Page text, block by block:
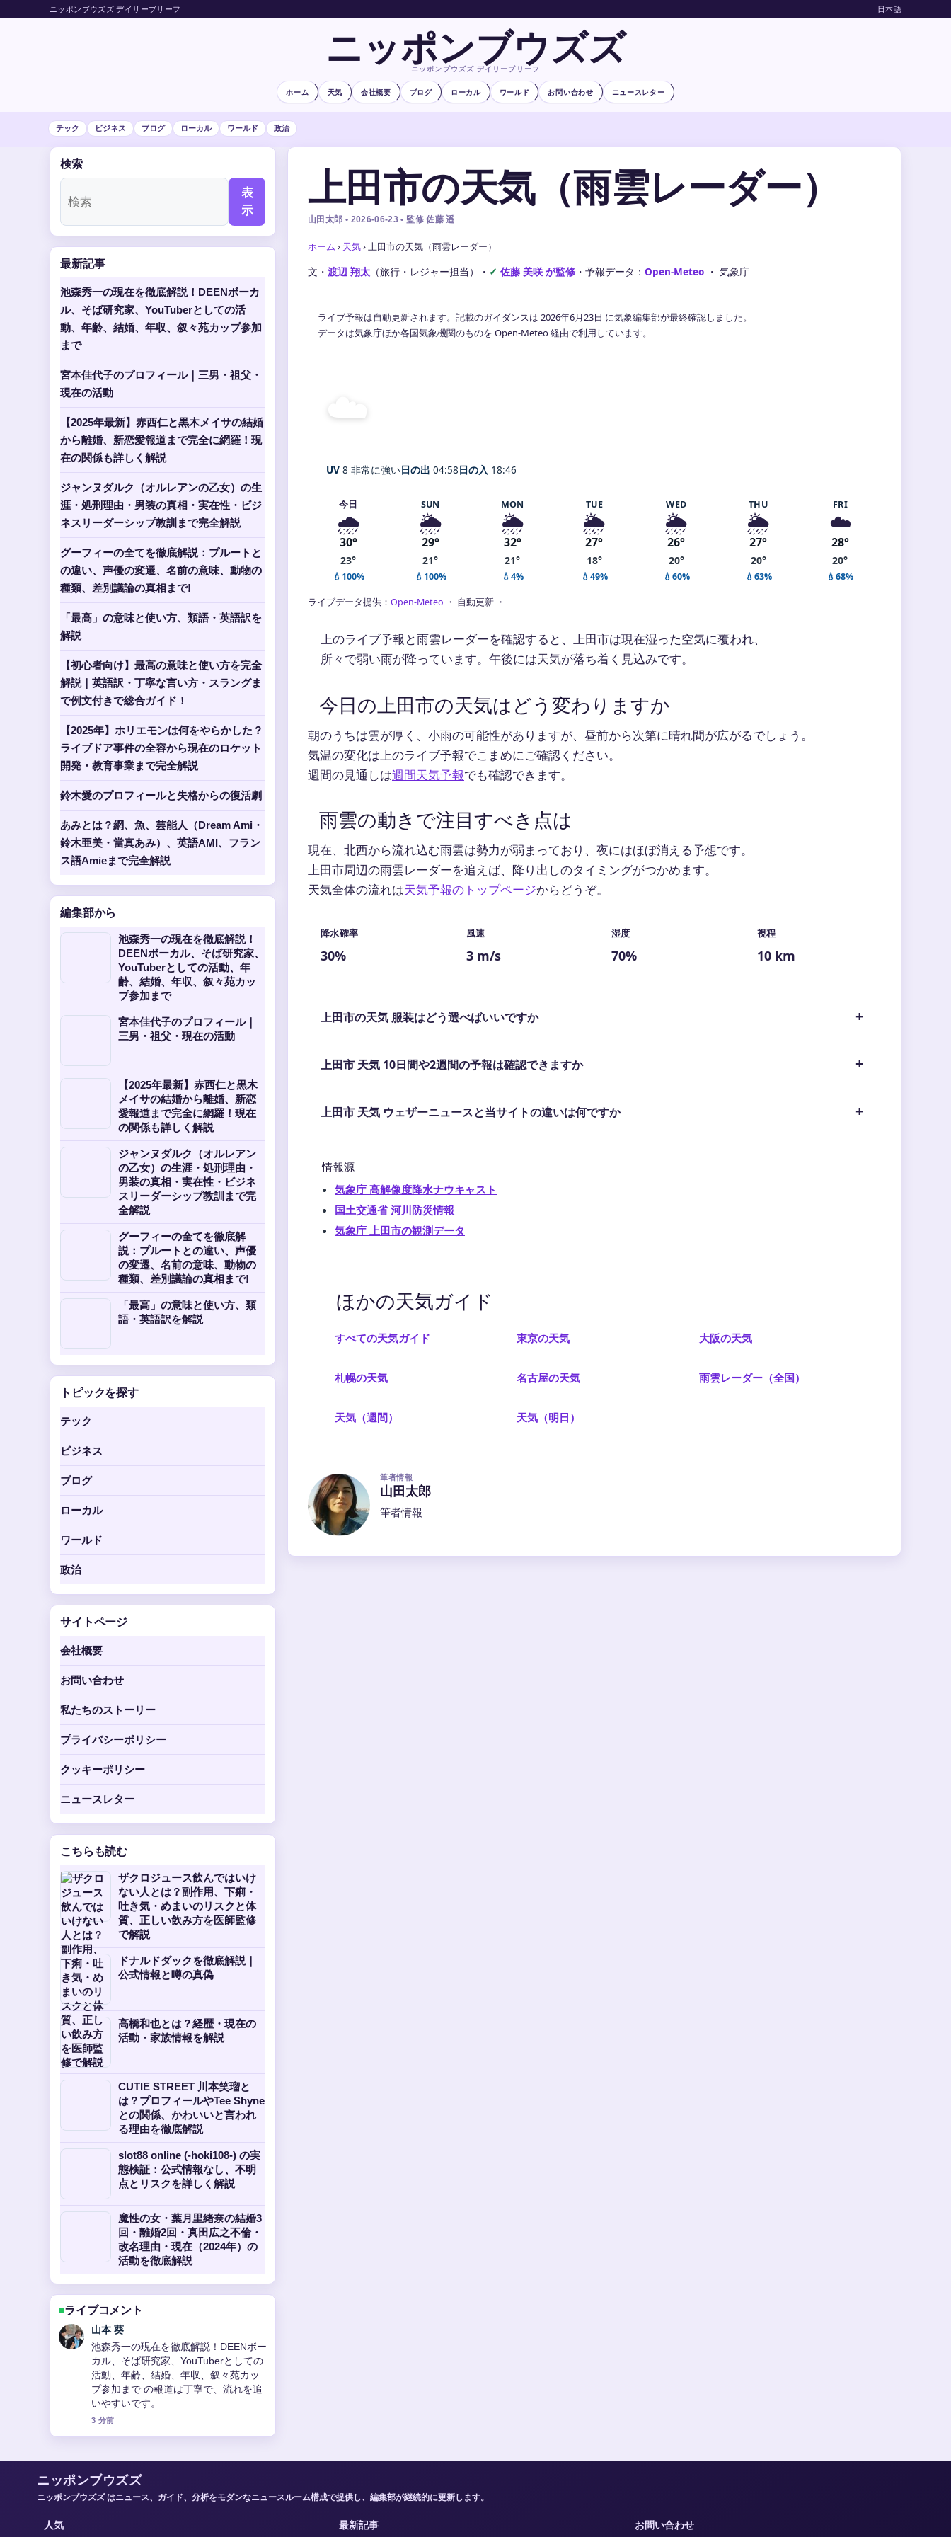
ニッポンブウズズ デイリーブリーフ 日本語
ニッポンブウズズ
ニッポンブウズズ デイリーブリーフ
ホーム 天気 会社概要 ブログ ローカル ワールド お問い合わせ ニュースレター
テック ビジネス ブログ ローカル ワールド 政治
上田市の天気（雨雲レーダー）
山田太郎 • 2026-06-23 • 監修 佐藤 遥
ホーム › 天気›上田市の天気（雨雲レーダー）
文・ 渡辺 翔太 （旅行・レジャー担当） ・ 佐藤 美咲 が監修 ・ 予報データ： Open-Meteo ・ 気象庁
ライブ予報は自動更新されます。記載のガイダンスは 2026年6月23日 に気象編集部が最終確認しました。
データは気象庁ほか各国気象機関のものを Open-Meteo 経由で利用しています。
☁️
UV 8 非常に強い日の出 04:58日の入 18:46
今日
🌧️
30°
23°
💧100%
SUN
🌦️
29°
21°
💧100%
MON
🌦️
32°
21°
💧4%
TUE
🌦️
27°
18°
💧49%
WED
🌦️
26°
20°
💧60%
THU
🌦️
27°
20°
💧63%
FRI
☁️
28°
20°
💧68%
ライブデータ提供： Open-Meteo ・ 自動更新 ・
上のライブ予報と雨雲レーダーを確認すると、上田市は現在湿った空気に覆われ、
所々で弱い雨が降っています。午後には天気が落ち着く見込みです。
今日の上田市の天気はどう変わりますか
朝のうちは雲が厚く、小雨の可能性がありますが、昼前から次第に晴れ間が広がるでしょう。
気温の変化は上のライブ予報でこまめにご確認ください。
週間の見通しは週間天気予報でも確認できます。
雨雲の動きで注目すべき点は
現在、北西から流れ込む雨雲は勢力が弱まっており、夜にはほぼ消える予想です。
上田市周辺の雨雲レーダーを追えば、降り出しのタイミングがつかめます。
天気全体の流れは天気予報のトップページからどうぞ。
降水確率
30%
風速
3 m/s
湿度
70%
視程
10 km
上田市の天気 服装はどう選べばいいですか
上田市 天気 10日間や2週間の予報は確認できますか
上田市 天気 ウェザーニュースと当サイトの違いは何ですか
情報源
気象庁 高解像度降水ナウキャスト
国土交通省 河川防災情報
気象庁 上田市の観測データ
ほかの天気ガイド
すべての天気ガイド 東京の天気 大阪の天気
札幌の天気 名古屋の天気 雨雲レーダー（全国）
天気（週間） 天気（明日）
筆者情報
山田太郎
筆者情報
検索
表
示
最新記事
池森秀一の現在を徹底解説！DEENボーカ
ル、そば研究家、YouTuberとしての活
動、年齢、結婚、年収、叙々苑カップ参加
まで
宮本佳代子のプロフィール｜三男・祖父・
現在の活動
【2025年最新】赤西仁と黒木メイサの結婚
から離婚、新恋愛報道まで完全に網羅！現
在の関係も詳しく解説
ジャンヌダルク（オルレアンの乙女）の生
涯・処刑理由・男装の真相・実在性・ビジ
ネスリーダーシップ教訓まで完全解説
グーフィーの全てを徹底解説：プルートと
の違い、声優の変遷、名前の意味、動物の
種類、差別議論の真相まで!
「最高」の意味と使い方、類語・英語訳を
解説
【初心者向け】最高の意味と使い方を完全
解説｜英語訳・丁寧な言い方・スラングま
で例文付きで総合ガイド！
【2025年】ホリエモンは何をやらかした？
ライブドア事件の全容から現在のロケット
開発・教育事業まで完全解説
鈴木愛のプロフィールと失格からの復活劇
あみとは？網、魚、芸能人（Dream Ami・
鈴木亜美・當真あみ）、英語AMI、フラン
ス語Amieまで完全解説
編集部から
池森秀一の現在を徹底解説！
DEENボーカル、そば研究家、
YouTuberとしての活動、年
齢、結婚、年収、叙々苑カッ
プ参加まで
宮本佳代子のプロフィール｜
三男・祖父・現在の活動
【2025年最新】赤西仁と黒木
メイサの結婚から離婚、新恋
愛報道まで完全に網羅！現在
の関係も詳しく解説
ジャンヌダルク（オルレアン
の乙女）の生涯・処刑理由・
男装の真相・実在性・ビジネ
スリーダーシップ教訓まで完
全解説
グーフィーの全てを徹底解
説：プルートとの違い、声優
の変遷、名前の意味、動物の
種類、差別議論の真相まで!
「最高」の意味と使い方、類
語・英語訳を解説
トピックを探す
テック
ビジネス
ブログ
ローカル
ワールド
政治
サイトページ
会社概要
お問い合わせ
私たちのストーリー
プライバシーポリシー
クッキーポリシー
ニュースレター
こちらも読む
ザクロジュース飲んではいけ
ない人とは？副作用、下痢・
吐き気・めまいのリスクと体
質、正しい飲み方を医師監修
で解説
ドナルドダックを徹底解説｜
公式情報と噂の真偽
高橋和也とは？経歴・現在の
活動・家族情報を解説
CUTIE STREET 川本笑瑠と
は？プロフィールやTee Shyne
との関係、かわいいと言われ
る理由を徹底解説
slot88 online (-hoki108-) の実
態検証：公式情報なし、不明
点とリスクを詳しく解説
魔性の女・葉月里緒奈の結婚3
回・離婚2回・真田広之不倫・
改名理由・現在（2024年）の
活動を徹底解説
ライブコメント
加藤 海斗
宮本佳代子のプロフィール｜三男・祖
父・現在の活動 周辺の検証がしっかり
していて安心感があります。
5 分前
ニッポンブウズズ はニュース、ガイド、分析をモダンなニュースルーム構成で提供し、編集部が継続的に更新します。
人気
迅速なファクトチェックのために整理された、日々のデスク・ブリーフと信頼
性リソース。
最新記事
速報アップデートは公開前に編集デスクが確認します。
読者の指摘や訂正を素早く振り分ける、レスポンス重視のコンタクト・デス
ク。